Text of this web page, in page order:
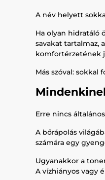
A név helyett
Ha olyan hidratáló
savakat tartalmaz,
komfortérzetének
Más szóval:
Erre nincs
A bőrápolás
számára egy
Ugyanakkor a
A vízhiányos vagy